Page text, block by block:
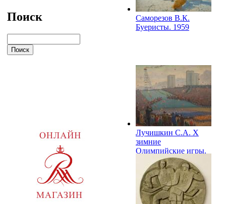
Поиск
Саморезов В.К.
Буеристы. 1959
Лучишкин С.А. X
зимние
Олимпийские игры.
Олимпийский огонь
загорелся. Гренобль.
1968